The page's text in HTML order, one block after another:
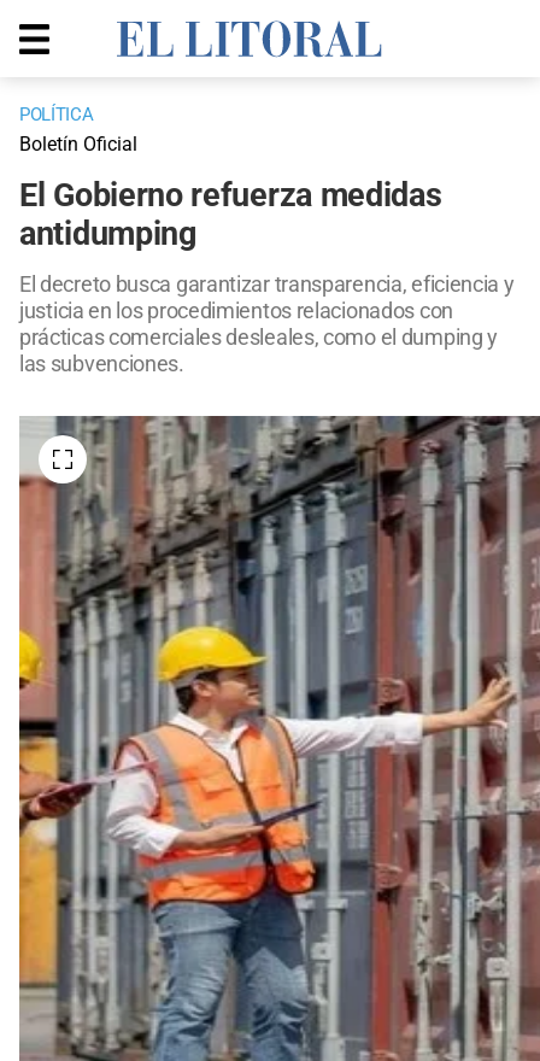
POLÍTICA
Boletín Oficial
El Gobierno refuerza medidas
antidumping
El decreto busca garantizar transparencia, eficiencia y
justicia en los procedimientos relacionados con
prácticas comerciales desleales, como el dumping y
las subvenciones.